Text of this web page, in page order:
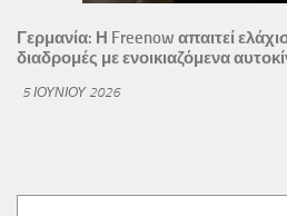
Γερμανία: Η Freenow απαιτεί
διαδρομές με ενοικιαζόμενα
5 ΙΟΥΝΊΟΥ 2026